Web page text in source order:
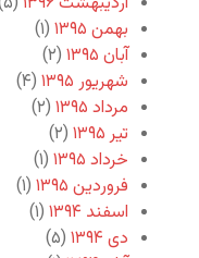
بهمن ۱۳۹۵
(۱)
آبان ۱۳۹۵
(۲)
شهریور ۱۳۹۵
(۴)
مرداد ۱۳۹۵
(۲)
تیر ۱۳۹۵
(۲)
خرداد ۱۳۹۵
(۱)
فروردین ۱۳۹۵
(۱)
اسفند ۱۳۹۴
(۱)
دی ۱۳۹۴
(۵)